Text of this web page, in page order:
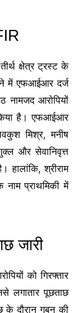
क्षेत्र ट्रस्ट के
में एफआईआर दर्ज
आरोपियों
है। एफआईआर
मिश्र, मनीष
और सेवानिवृत्त
हालांकि, श्रीराम
नाम प्राथमिकी में
जारी
को गिरफ्तार
लगातार पूछताछ
के दौरान गबन की